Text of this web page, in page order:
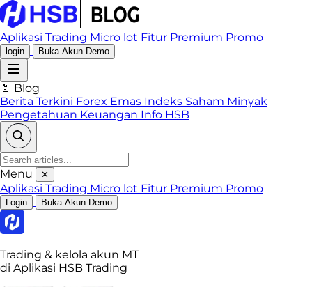
Aplikasi Trading Micro lot Fitur Premium Promo
login Buka Akun Demo
📄 Blog
Berita Terkini Forex Emas Indeks Saham Minyak
Pengetahuan Keuangan Info HSB
Menu ✕
Aplikasi Trading Micro lot Fitur Premium Promo
Login Buka Akun Demo
Trading & kelola akun MT
di Aplikasi HSB Trading